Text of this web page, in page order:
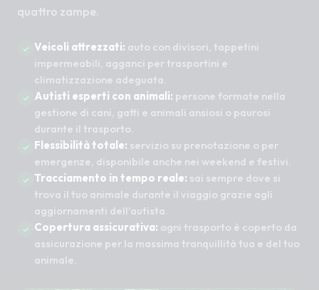
quattro zampe.
Veicoli attrezzati: auto con divisori, tappetini
impermeabili, agganci per trasportini e
climatizzazione adeguata.
Autisti esperti con animali: persone formate nella
gestione di cani, gatti e animali ansiosi o paurosi
durante il trasporto.
Flessibilità totale: servizio su prenotazione o per
emergenze, disponibile anche nei weekend e festivi.
Tracciamento in tempo reale: sai sempre dove si
trova il tuo animale durante il viaggio grazie agli
aggiornamenti dell'autista.
Copertura assicurativa: ogni trasporto è coperto da
assicurazione per la massima tranquillità tua e del tuo
animale.